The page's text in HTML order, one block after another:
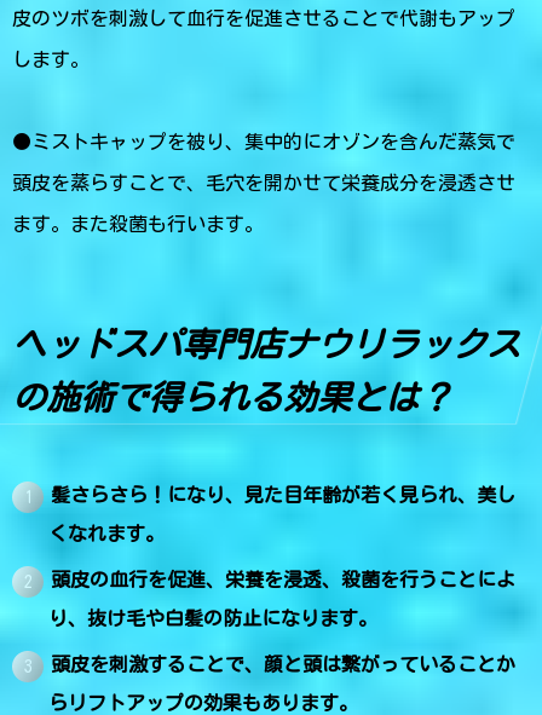
皮のツボを刺激して血行を促進させることで代謝もアップ
します。
●ミストキャップを被り、集中的にオゾンを含んだ蒸気で
頭皮を蒸らすことで、毛穴を開かせて栄養成分を浸透させ
ます。また殺菌も行います。
ヘッドスパ専門店ナウリラックス
の施術で得られる効果とは？
髪さらさら！になり、見た目年齢が若く見られ、美し
くなれます。
頭皮の血行を促進、栄養を浸透、殺菌を行うことによ
り、抜け毛や白髪の防止になります。
頭皮を刺激することで、顔と頭は繋がっていることか
らリフトアップの効果もあります。